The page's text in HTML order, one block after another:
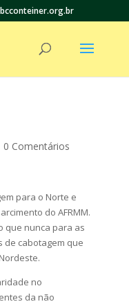
0 Comentários
para o Norte e
do AFRMM.
que nunca para as
de cabotagem que
no
da não